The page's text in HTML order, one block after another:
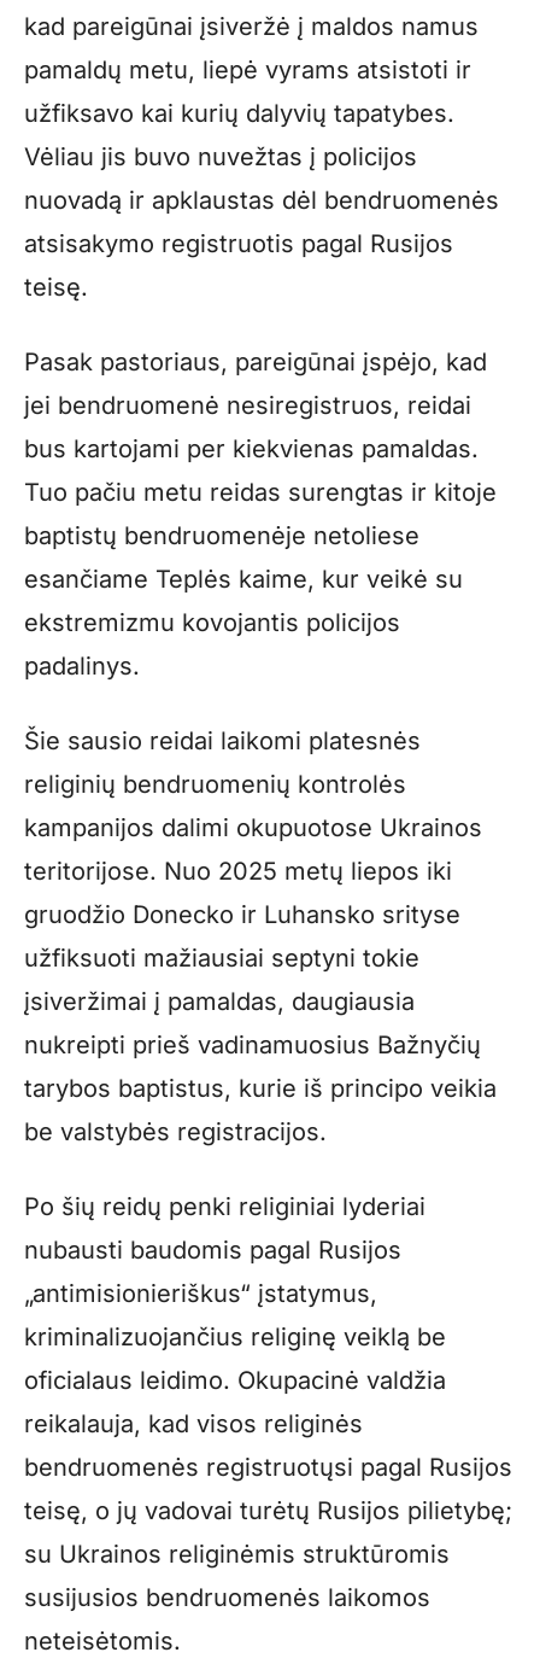
kad pareigūnai įsiveržė į maldos namus
pamaldų metu, liepė vyrams atsistoti ir
užfiksavo kai kurių dalyvių tapatybes.
Vėliau jis buvo nuvežtas į policijos
nuovadą ir apklaustas dėl bendruomenės
atsisakymo registruotis pagal Rusijos
teisę.
Pasak pastoriaus, pareigūnai įspėjo, kad
jei bendruomenė nesiregistruos, reidai
bus kartojami per kiekvienas pamaldas.
Tuo pačiu metu reidas surengtas ir kitoje
baptistų bendruomenėje netoliese
esančiame Teplės kaime, kur veikė su
ekstremizmu kovojantis policijos
padalinys.
Šie sausio reidai laikomi platesnės
religinių bendruomenių kontrolės
kampanijos dalimi okupuotose Ukrainos
teritorijose. Nuo 2025 metų liepos iki
gruodžio Donecko ir Luhansko srityse
užfiksuoti mažiausiai septyni tokie
įsiveržimai į pamaldas, daugiausia
nukreipti prieš vadinamuosius Bažnyčių
tarybos baptistus, kurie iš principo veikia
be valstybės registracijos.
Po šių reidų penki religiniai lyderiai
nubausti baudomis pagal Rusijos
„antimisionieriškus“ įstatymus,
kriminalizuojančius religinę veiklą be
oficialaus leidimo. Okupacinė valdžia
reikalauja, kad visos religinės
bendruomenės registruotųsi pagal Rusijos
teisę, o jų vadovai turėtų Rusijos pilietybę;
su Ukrainos religinėmis struktūromis
susijusios bendruomenės laikomos
neteisėtomis.